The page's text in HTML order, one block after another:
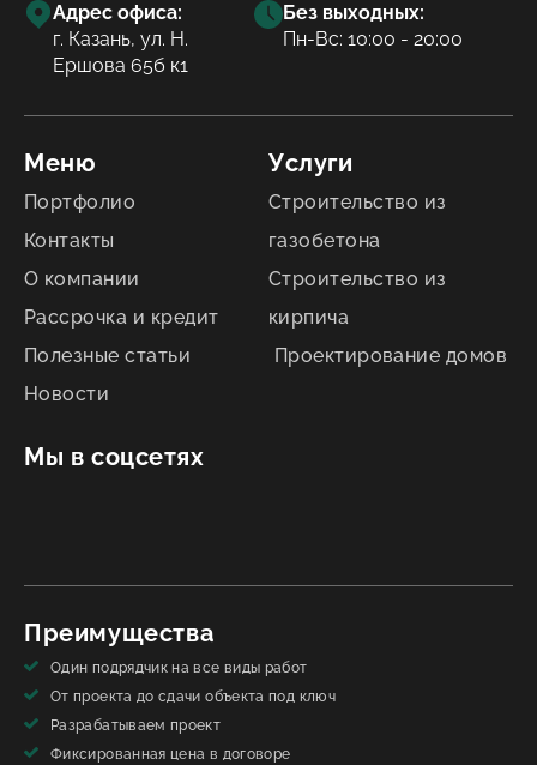
Адрес офиса:
г. Казань, ул. Н.
Ершова 65б к1
Без выходных:
Пн-Вс: 10:00 - 20:00
Меню
Портфолио
Контакты
О компании
Рассрочка и кредит
Полезные статьи
Новости
Мы в соцсетях
Услуги
Строительство из
газобетона
Строительство из
кирпича
Проектирование домов
Преимущества
Один подрядчик на все виды работ
От проекта до сдачи объекта под ключ
Разрабатываем проект
Фиксированная цена в договоре